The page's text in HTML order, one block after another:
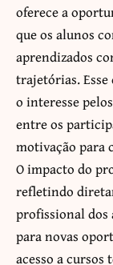
oferece a
que os alunos
aprendizados
trajetórias.
o interesse
entre os
motivação para
O impacto do
refletindo
profissional dos
para novas
acesso a